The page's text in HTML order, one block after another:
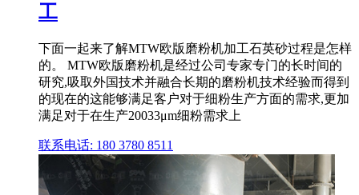
工
下面一起来了解MTW欧版磨粉机加工石英砂过程是怎样
的。 MTW欧版磨粉机是经过公司专家专门的长时间的
研究,吸取外国技术并融合长期的磨粉机技术经验而得到
的现在的这能够满足客户对于细粉生产方面的需求,更加
满足对于在生产20033μm细粉需求上
联系电话: 180 3780 8511